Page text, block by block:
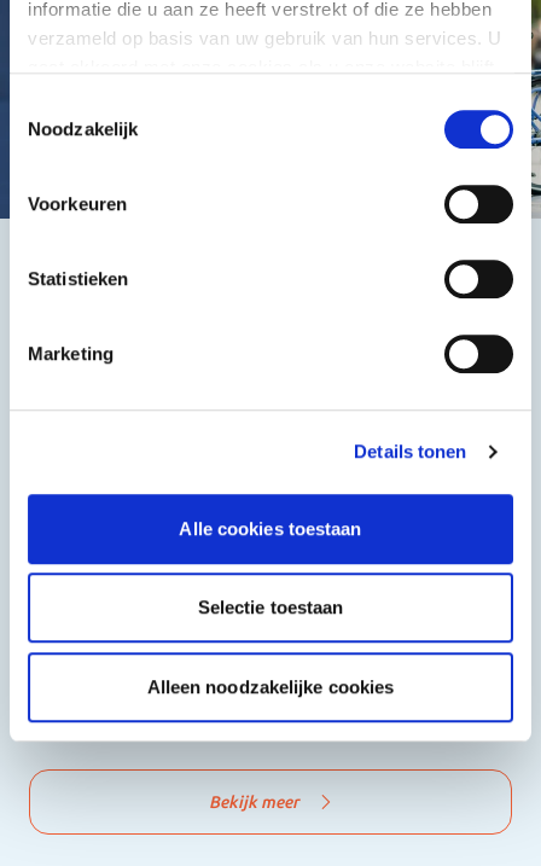
informatie die u aan ze heeft verstrekt of die ze hebben
verzameld op basis van uw gebruik van hun services. U
Noodzakelijk
Voorkeuren
Statistieken
Marketing
Details tonen
Alle cookies toestaan
Selectie toestaan
Alleen noodzakelijke cookies
Het beste, de goedkoopste
Shoarma, Kebab & Grill Fast Food
Bekijk meer